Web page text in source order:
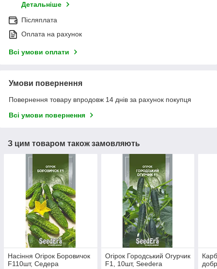
Детальніше
Післяплата
Оплата на рахунок
Всі умови оплати
Умови повернення
Повернення товару впродовж 14 днів за рахунок покупця
Всі умови повернення
З цим товаром також замовляють
Насіння Огірок Боровичок
F110шт, Седера
Огірок Городський Огурчик
F1, 10шт, Seedera